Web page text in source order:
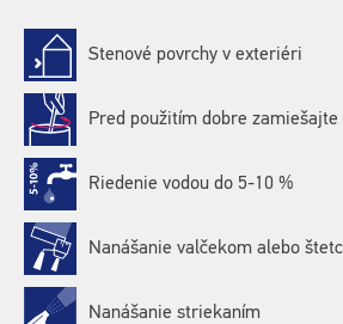
Stenové povrchy v exteriéri
Pred použitím dobre zamiešajte
Riedenie vodou do 5-10 %
Nanášanie valčekom alebo
Nanášanie striekaním